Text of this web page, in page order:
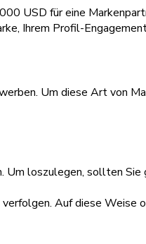
USD für eine
Ihrem Profil-
Um diese Art von
Um loszulegen, sollten
Auf diese Weise